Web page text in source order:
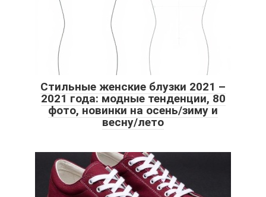
Стильные женские блузки 2021 –
2021 года: модные тенденции, 80
фото, новинки на осень/зиму и
весну/лето